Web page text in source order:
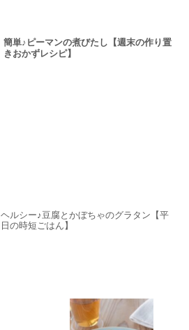
簡単♪ピーマンの煮びたし【週末の作り置
きおかずレシピ】
ヘルシー♪豆腐とかぼちゃのグラタン【平
日の時短ごはん】